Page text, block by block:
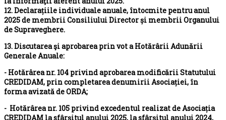
12. Declarațiile individuale anuale, întocmite pentru anul
2025 de membrii Consiliului Director și membrii Organului
de Supraveghere.
13. Discutarea şi aprobarea prin vot a Hotărârii Adunării
Generale Anuale:
- Hotărârea nr. 104 privind aprobarea modificării Statutului
CREDIDAM, prin completarea denumirii Asociației, în
forma avizată de ORDA;
- Hotărârea nr. 105 privind excedentul realizat de Asociația
CREDIDAM la sfârșitul anului 2025, la sfârșitul anului 2024,